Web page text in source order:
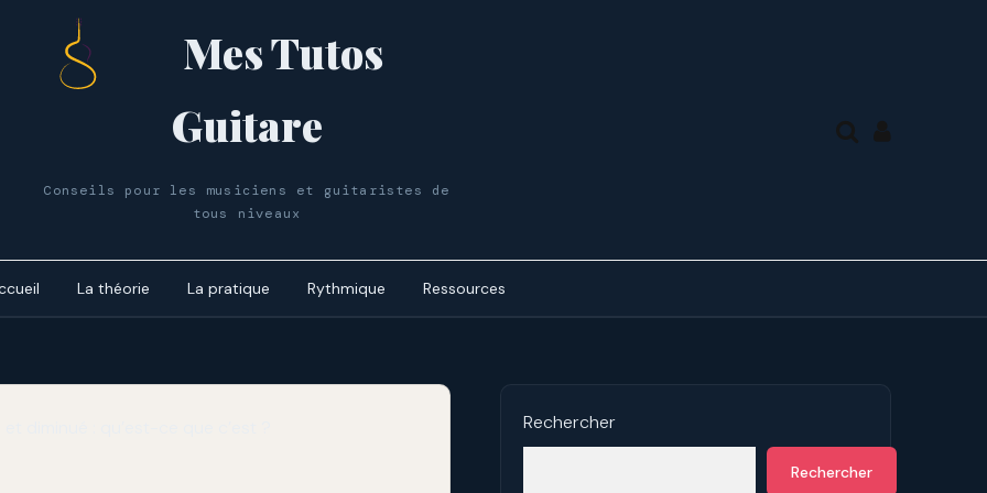
Mes Tutos
Guitare
Conseils pour les musiciens et guitaristes de
tous niveaux
La théorie La pratique Rythmique Ressources
Les accords de 7° en forme de A
Rechercher
Rechercher